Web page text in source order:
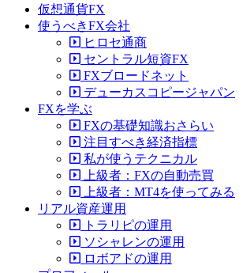
仮想通貨FX
使うべきFX会社
ヒロセ通商
セントラル短資FX
FXブロードネット
デューカスコピージャパン
FXを学ぶ
FXの基礎知識おさらい
注目すべき経済指標
私が使うテクニカル
上級者：FXの自動売買
上級者：MT4を使ってみる
リアル資産運用
トラリピの運用
ソシャレンの運用
ロボアドの運用